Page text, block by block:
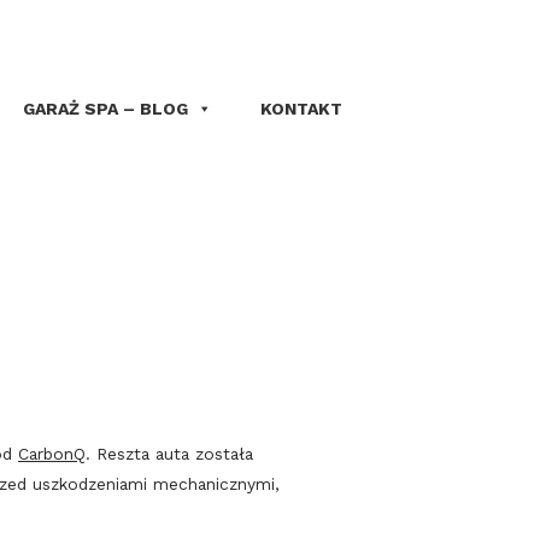
GARAŻ SPA – BLOG KONTAKT
CarbonQ. Reszta auta została
uszkodzeniami mechanicznymi,